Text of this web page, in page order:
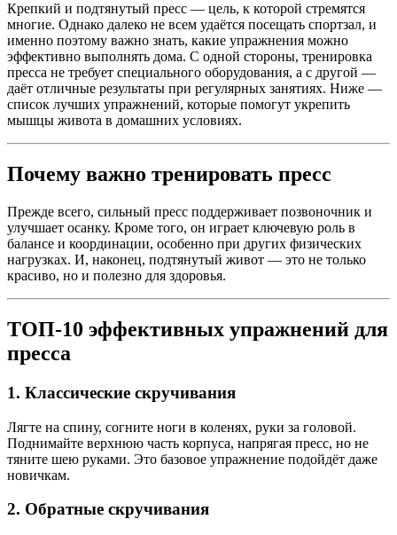
Крепкий и подтянутый пресс — цель, к которой стремятся
многие. Однако далеко не всем удаётся посещать спортзал, и
именно поэтому важно знать, какие упражнения можно
эффективно выполнять дома. С одной стороны, тренировка
пресса не требует специального оборудования, а с другой —
даёт отличные результаты при регулярных занятиях. Ниже —
список лучших упражнений, которые помогут укрепить
мышцы живота в домашних условиях.
Почему важно тренировать пресс
Прежде всего, сильный пресс поддерживает позвоночник и
улучшает осанку. Кроме того, он играет ключевую роль в
балансе и координации, особенно при других физических
нагрузках. И, наконец, подтянутый живот — это не только
красиво, но и полезно для здоровья.
ТОП-10 эффективных упражнений для
пресса
1. Классические скручивания
Лягте на спину, согните ноги в коленях, руки за головой.
Поднимайте верхнюю часть корпуса, напрягая пресс, но не
тяните шею руками. Это базовое упражнение подойдёт даже
новичкам.
2. Обратные скручивания